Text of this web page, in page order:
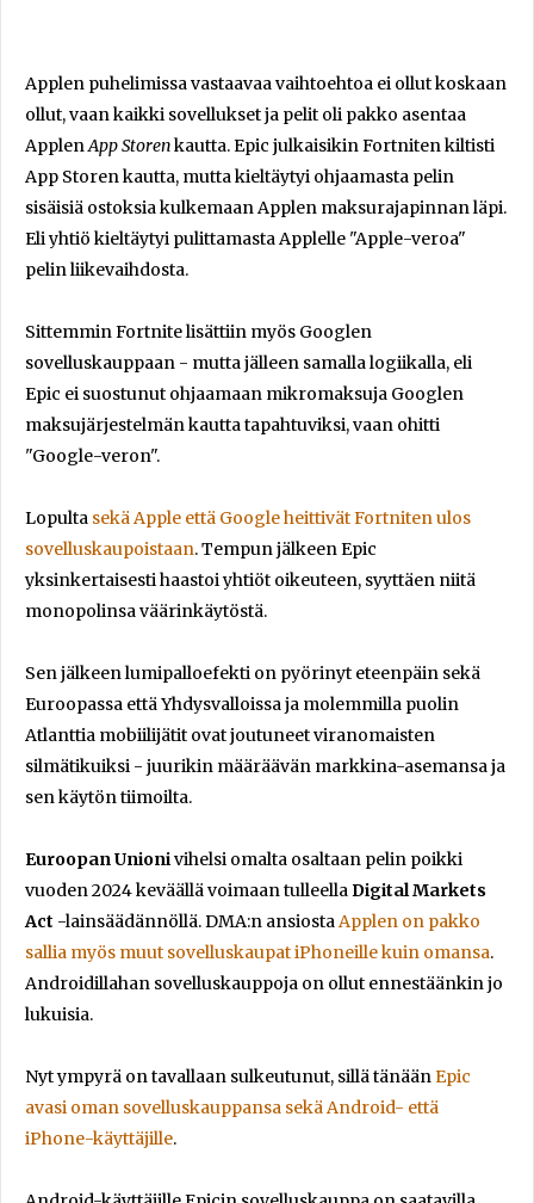
Applen puhelimissa vastaavaa vaihtoehtoa ei ollut koskaan
ollut, vaan kaikki sovellukset ja pelit oli pakko asentaa
Applen App Storenkautta. Epic julkaisikin Fortniten kiltisti
App Storen kautta, mutta kieltäytyi ohjaamasta pelin
sisäisiä ostoksia kulkemaan Applen maksurajapinnan läpi.
Eli yhtiö kieltäytyi pulittamasta Applelle "Apple-veroa"
pelin liikevaihdosta.
Sittemmin Fortnite lisättiin myös Googlen
sovelluskauppaan - mutta jälleen samalla logiikalla, eli
Epic ei suostunut ohjaamaan mikromaksuja Googlen
maksujärjestelmän kautta tapahtuviksi, vaan ohitti
"Google-veron".
Lopulta sekä Apple että Google heittivät Fortniten ulos
sovelluskaupoistaan. Tempun jälkeen Epic
yksinkertaisesti haastoi yhtiöt oikeuteen, syyttäen niitä
monopolinsa väärinkäytöstä.
Sen jälkeen lumipalloefekti on pyörinyt eteenpäin sekä
Euroopassa että Yhdysvalloissa ja molemmilla puolin
Atlanttia mobiilijätit ovat joutuneet viranomaisten
silmätikuiksi - juurikin määräävän markkina-asemansa ja
sen käytön tiimoilta.
Euroopan Unionivihelsi omalta osaltaan pelin poikki
vuoden 2024 keväällä voimaan tulleella Digital Markets
Act -lainsäädännöllä. DMA:n ansiosta Applen on pakko
sallia myös muut sovelluskaupat iPhoneille kuin omansa.
Androidillahan sovelluskauppoja on ollut ennestäänkin jo
lukuisia.
Nyt ympyrä on tavallaan sulkeutunut, sillä tänään Epic
avasi oman sovelluskauppansa sekä Android- että
iPhone-käyttäjille.